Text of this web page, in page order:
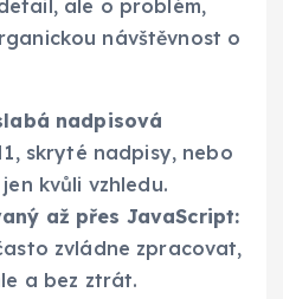
ale o problém,
návštěvnost o
nadpisová
skryté nadpisy, nebo
kvůli vzhledu.
až přes JavaScript:
zvládne zpracovat,
a bez ztrát.